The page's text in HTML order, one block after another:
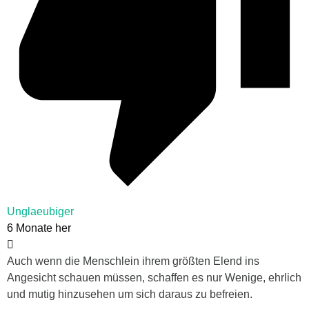
Unglaeubiger
6 Monate her
Auch wenn die Menschlein ihrem größten Elend ins
Angesicht schauen müssen, schaffen es nur Wenige, ehrlich
und mutig hinzusehen um sich daraus zu befreien.